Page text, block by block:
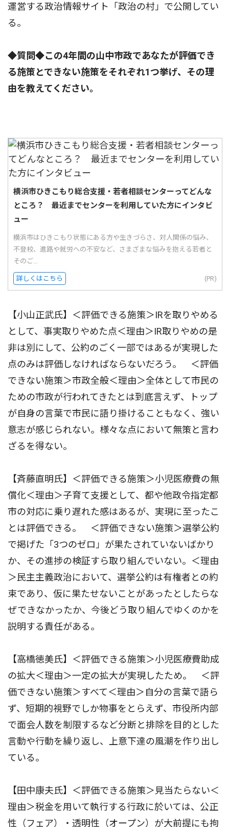
運営する政治情報サイト「政治の村」で公開してい
る。
◆質問◆この4年間の山中市政であなたが評価でき
る施策とできない施策をそれぞれ1つ挙げ、その理
由を教えてください。
横浜市ひきこもり総合支援・若者相談センターってどんな
ところ？ 最近までセンターを利用していた方にインタビ
ュー
横浜市はひきこもり状態にある方や生きづらさ、対人関係の悩み、
不登校、進路や就労への不安など、さまざまな悩みを抱える若者と
そのご...
詳しくはこちら (PR)
【小山正武氏】＜評価できる施策＞IRを取りやめる
として、事実取りやめた点＜理由＞IR取りやめの是
非は別にして、公約のごく一部ではあるが実現した
点のみは評価しなければならないだろう。 ＜評価
できない施策＞市政全般＜理由＞全体として市民の
ための市政が行われてきたとは到底言えず、トップ
が自身の言葉で市民に語り掛けることもなく、強い
意志が感じられない。様々な点において無策と言わ
ざるを得ない。
【斉藤直明氏】＜評価できる施策＞小児医療費の無
償化＜理由＞子育て支援として、都や他政令指定都
市の対応に乗り遅れた感はあるが、実現に至ったこ
とは評価できる。 ＜評価できない施策＞選挙公約
で掲げた「3つのゼロ」が果たされていないばかり
か、その進捗の検証すら取り組んでいない。＜理由
＞民主主義政治において、選挙公約は有権者との約
束であり、仮に果たせないことがあったとしたらな
ぜできなかったか、今後どう取り組んでゆくのかを
説明する責任がある。
【高橋徳美氏】＜評価できる施策＞小児医療費助成
の拡大＜理由＞一定の拡大が実現したため。 ＜評
価できない施策＞すべて＜理由＞自分の言葉で語ら
ず、短期的視野でしか物事をとらえず、市役所内部
で面会人数を制限するなど分断と排除を目的とした
言動や行動を繰り返し、上意下達の風潮を作り出し
ている。
【田中康夫氏】＜評価できる施策＞見当たらない＜
理由＞税金を用いて執行する行政に於いては、公正
性（フェア）・透明性（オープン）が大前提にも拘